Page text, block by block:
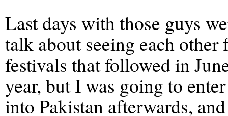
Last days with those guys
talk about seeing each
festivals that followed in
year, but I was going to
into Pakistan afterwards,